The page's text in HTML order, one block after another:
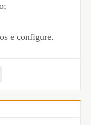
e configure.